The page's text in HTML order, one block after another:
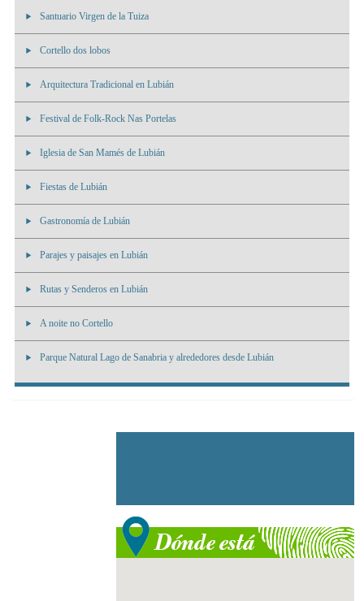
Santuario Virgen de la Tuiza
Cortello dos lobos
Arquitectura Tradicional en Lubián
Festival de Folk-Rock Nas Portelas
Iglesia de San Mamés de Lubián
Fiestas de Lubián
Gastronomía de Lubián
Parajes y paisajes en Lubián
Rutas y Senderos en Lubián
A noite no Cortello
Parque Natural Lago de Sanabria y alrededores desde Lubián